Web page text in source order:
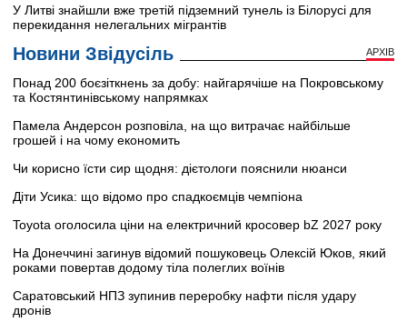
У Литві знайшли вже третій підземний тунель із Білорусі для
перекидання нелегальних мігрантів
Новини Звідусіль АРХІВ
Понад 200 боєзіткнень за добу: найгарячіше на Покровському
та Костянтинівському напрямках
Памела Андерсон розповіла, на що витрачає найбільше
грошей і на чому економить
Чи корисно їсти сир щодня: дієтологи пояснили нюанси
Діти Усика: що відомо про спадкоємців чемпіона
Toyota оголосила ціни на електричний кросовер bZ 2027 року
На Донеччині загинув відомий пошуковець Олексій Юков, який
роками повертав додому тіла полеглих воїнів
Саратовський НПЗ зупинив переробку нафти після удару
дронів